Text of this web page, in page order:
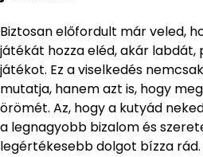
Biztosan előfordult már veled,
játékát hozza eléd, akár labdát,
játékot. Ez a viselkedés
mutatja, hanem azt is, hogy
örömét. Az, hogy a kutyád
a legnagyobb bizalom és
legértékesebb dolgot bízza rád.